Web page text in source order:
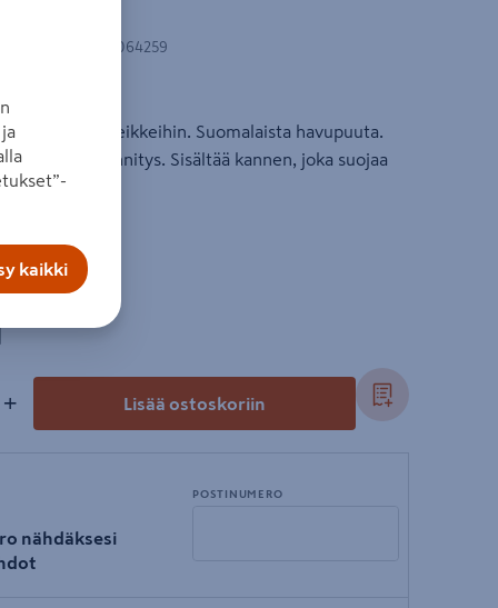
6417822064259
pihaleikkeihin. Suomalaista havupuuta.
ruuvikiinnitys. Sisältää kannen, joka suojaa
+ Lisää ostoskoriin
nähdäksesi
POSTINUMERO
kaikki